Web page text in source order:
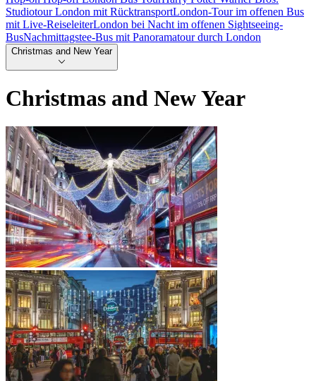
Studiotour London mit RücktransportLondon-Tour im offenen Bus
mit Live-ReiseleiterLondon bei Nacht im offenen Sightseeing-
BusNachmittagstee-Bus mit Panoramatour durch London
Christmas and New Year
Christmas and New Year